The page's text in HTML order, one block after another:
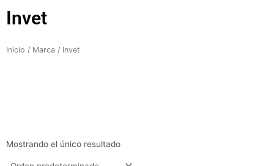
Invet
Inicio / Marca / Invet
Mostrando el único resultado